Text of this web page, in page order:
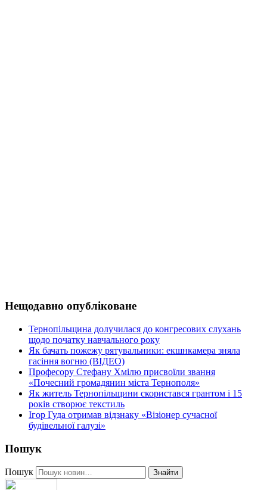
Нещодавно опубліковане
Тернопільщина долучилася до конгресових слухань
щодо початку навчального року
Як бачать пожежу рятувальники: екшнкамера зняла
гасіння вогню (ВІДЕО)
Професору Стефану Хмілю присвоїли звання
«Почесний громадянин міста Тернополя»
Як житель Тернопільщини скористався грантом і 15
років створює текстиль
Ігор Гуда отримав відзнаку «Візіонер сучасної
будівельної галузі»
Пошук
Пошук Знайти